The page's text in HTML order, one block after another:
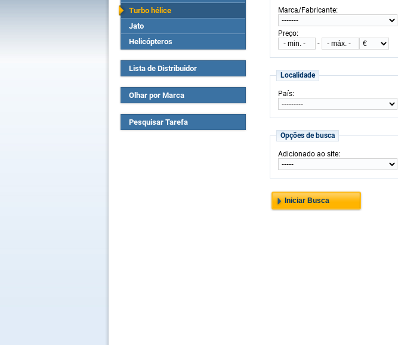
Turbo hélice
Jato
Helicópteros
Lista de Distribuidor
Olhar por Marca
Pesquisar Tarefa
Marca/Fabricante:
Preço:
-
Localidade
País:
Opções de busca
Adicionado ao site: